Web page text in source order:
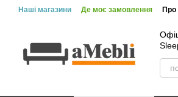
Перейти до основного контенту
Наші магазини Де моє замовлення Про